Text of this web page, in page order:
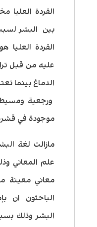
القردة العليا
بين البشر
القردة
عليه من قبل
الدماغ بينما
ورجعية
موجودة في
مازالت لغة
علم المعاني
معاني معينة
الباحثون ان
البشر وذلك